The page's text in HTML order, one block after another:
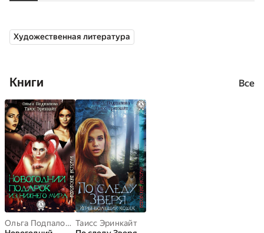
Художественная литература
Книги Все
Ольга Подпалова ,Таисс Эринкайт
Таисс Эринкайт